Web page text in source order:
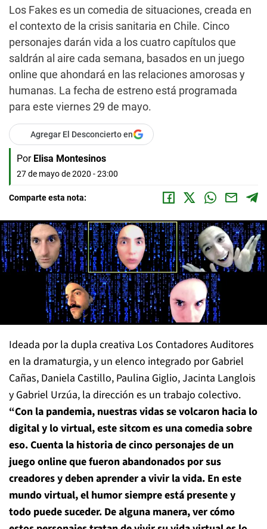
Los Fakes es un comedia de situaciones, creada en
el contexto de la crisis sanitaria en Chile. Cinco
personajes darán vida a los cuatro capítulos que
saldrán al aire cada semana, basados en un juego
online que ahondará en las relaciones amorosas y
humanas. La fecha de estreno está programada
para este viernes 29 de mayo.
Agregar El Desconcierto en
Por Elisa Montesinos
27 de mayo de 2020 - 23:00
Comparte esta nota:
Ideada por la dupla creativa Los Contadores Auditores
en la dramaturgia, y un elenco integrado porGabriel
Cañas, Daniela Castillo, Paulina Giglio, Jacinta Langlois
y Gabriel Urzúa, la dirección es un trabajo colectivo.
“Con la pandemia, nuestras vidas se volcaron hacia lo
digital y lo virtual, este sitcom es una comedia sobre
eso. Cuenta la historia de cinco personajes de un
juego online que fueron abandonados por sus
creadores y deben aprender a vivir la vida. En este
mundo virtual, el humor siempre está presente y
todo puede suceder. De alguna manera, ver cómo